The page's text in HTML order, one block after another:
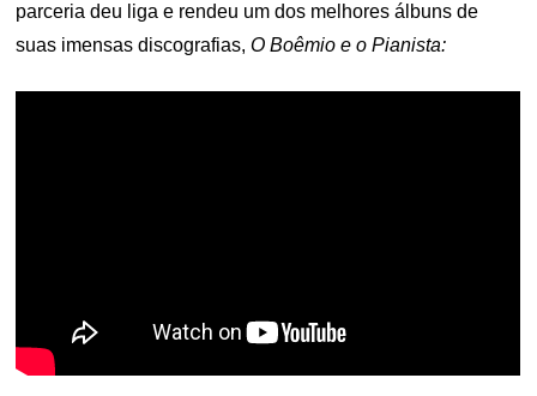
parceria deu liga e rendeu um dos melhores álbuns de
suas imensas discografias,O Boêmio e o Pianista: